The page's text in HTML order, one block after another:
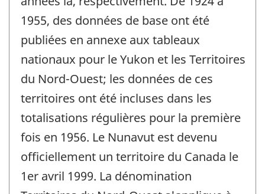
1955, des données de base ont été
publiées en annexe aux tableaux
nationaux pour le Yukon et les Territoires
du Nord-Ouest; les données de ces
territoires ont été incluses dans les
totalisations régulières pour la première
fois en 1956. Le Nunavut est devenu
officiellement un territoire du Canada le
1er avril 1999. La dénomination